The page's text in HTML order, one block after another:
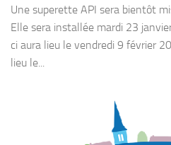
Une superette API sera bientôt
Elle sera installée mardi 23
ci aura lieu le vendredi 9 février
lieu le...